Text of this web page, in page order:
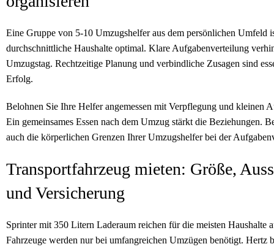
Eine Gruppe von 5-10 Umzugshelfer aus dem persönlichen Umfeld
durchschnittliche Haushalte optimal. Klare Aufgabenverteilung
Umzugstag. Rechtzeitige Planung und verbindliche Zusagen sind
Erfolg.
Belohnen Sie Ihre Helfer angemessen mit Verpflegung und kleinen
Ein gemeinsames Essen nach dem Umzug stärkt die Beziehungen.
auch die körperlichen Grenzen Ihrer Umzugshelfer bei der
Transportfahrzeug mieten: Größe,
und Versicherung
Sprinter mit 350 Litern Laderaum reichen für die meisten Haushalte
Fahrzeuge werden nur bei umfangreichen Umzügen benötigt. Hertz